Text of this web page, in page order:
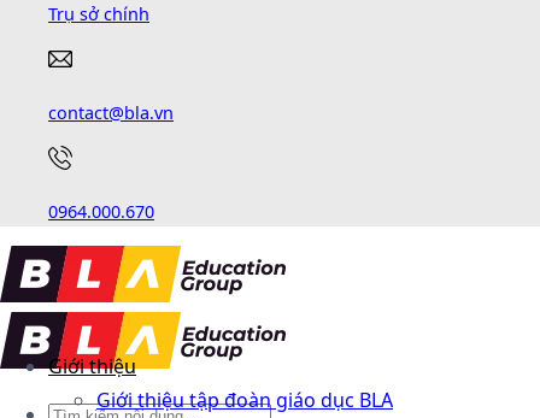
Trụ sở chính
contact@bla.vn
0964.000.670
Giới thiệu
Giới thiệu tập đoàn giáo dục BLA